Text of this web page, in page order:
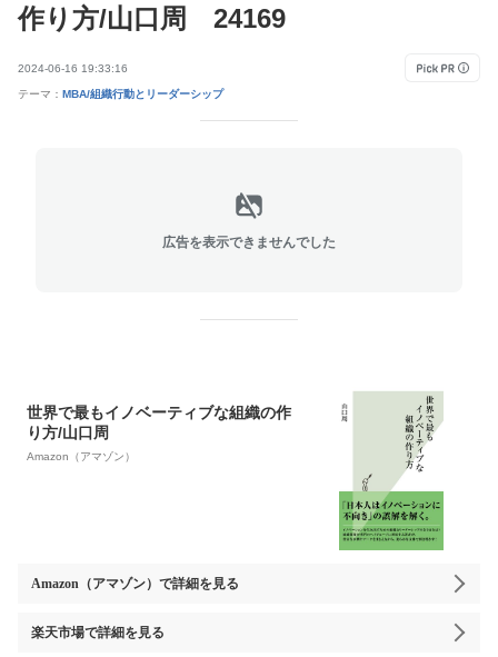
作り方/山口周 24169
2024-06-16 19:33:16
テーマ： MBA/組織行動とリーダーシップ
広告を表示できませんでした
世界で最もイノベーティブな組織の作
り方/山口周
Amazon（アマゾン）
Amazon（アマゾン） で詳細を見る
楽天市場で詳細を見る